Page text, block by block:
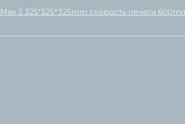
3 325"325*325mm скорость печати